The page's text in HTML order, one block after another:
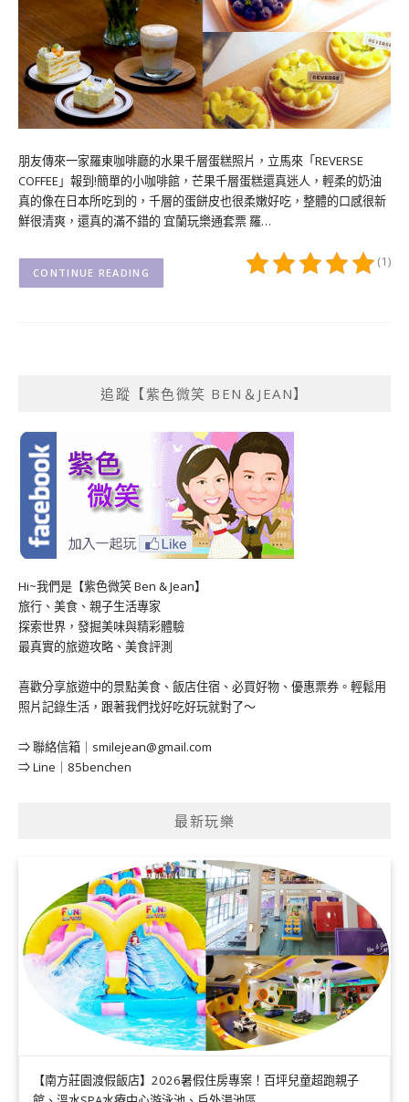
朋友傳來一家羅東咖啡廳的水果千層蛋糕照片，立馬來「REVERSE
COFFEE」報到!簡單的小咖啡館，芒果千層蛋糕還真迷人，輕柔的奶油
真的像在日本所吃到的，千層的蛋餅皮也很柔嫩好吃，整體的口感很新
鮮很清爽，還真的滿不錯的 宜蘭玩樂通套票 羅…
(1)
CONTINUE READING
追蹤【紫色微笑 BEN＆JEAN】
Hi~我們是【紫色微笑 Ben & Jean】
旅行、美食、親子生活專家
探索世界，發掘美味與精彩體驗
最真實的旅遊攻略、美食評測
喜歡分享旅遊中的景點美食、飯店住宿、必買好物、優惠票券。輕鬆用
照片記錄生活，跟著我們找好吃好玩就對了～
⇒ 聯絡信箱｜ smilejean@gmail.com
⇒ Line｜85benchen
最新玩樂
【南方莊園渡假飯店】2026暑假住房專案！百坪兒童超跑親子